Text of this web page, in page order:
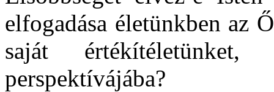
elfogadása életünkben az
saját
perspektívájába?